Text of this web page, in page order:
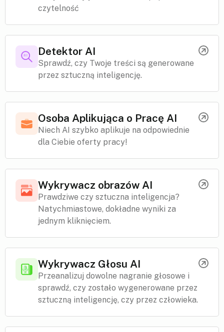
czytelność
Detektor AI
Sprawdź, czy Twoje treści są generowane
przez sztuczną inteligencję.
Osoba Aplikująca o Pracę AI
Niech AI szybko aplikuje na odpowiednie
dla Ciebie oferty pracy!
Wykrywacz obrazów AI
Prawdziwe czy sztuczna inteligencja?
Natychmiastowe, dokładne wyniki za
jednym kliknięciem.
Wykrywacz Głosu AI
Przeanalizuj dowolne nagranie głosowe i
sprawdź, czy zostało wygenerowane przez
sztuczną inteligencję, czy przez człowieka.